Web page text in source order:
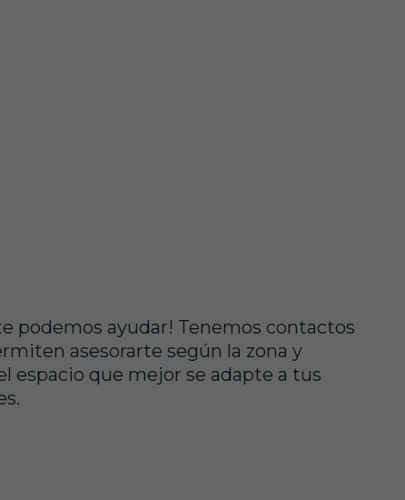
podemos ayudar! Tenemos contactos
asesorarte según la zona y
espacio que mejor se adapte a tus